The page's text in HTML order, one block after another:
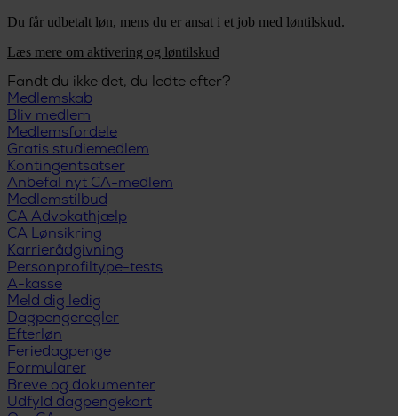
Du får udbetalt løn, mens du er ansat i et job med løntilskud.
Læs mere om aktivering og løntilskud
Fandt du ikke det, du ledte efter?
Medlemskab
Bliv medlem
Medlemsfordele
Gratis studiemedlem
Kontingentsatser
Anbefal nyt CA-medlem
Medlemstilbud
CA Advokathjælp
CA Lønsikring
Karrierådgivning
Personprofiltype-tests
A-kasse
Meld dig ledig
Dagpengeregler
Efterløn
Feriedagpenge
Formularer
Breve og dokumenter
Udfyld dagpengekort